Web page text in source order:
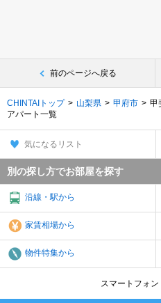
前のページへ戻る
CHINTAIトップ 山梨県 甲府市
甲
アパート一覧
気になるリスト
別の探し方でお部屋を探す
沿線・駅から
家賃相場から
物件特集から
スマートフォン